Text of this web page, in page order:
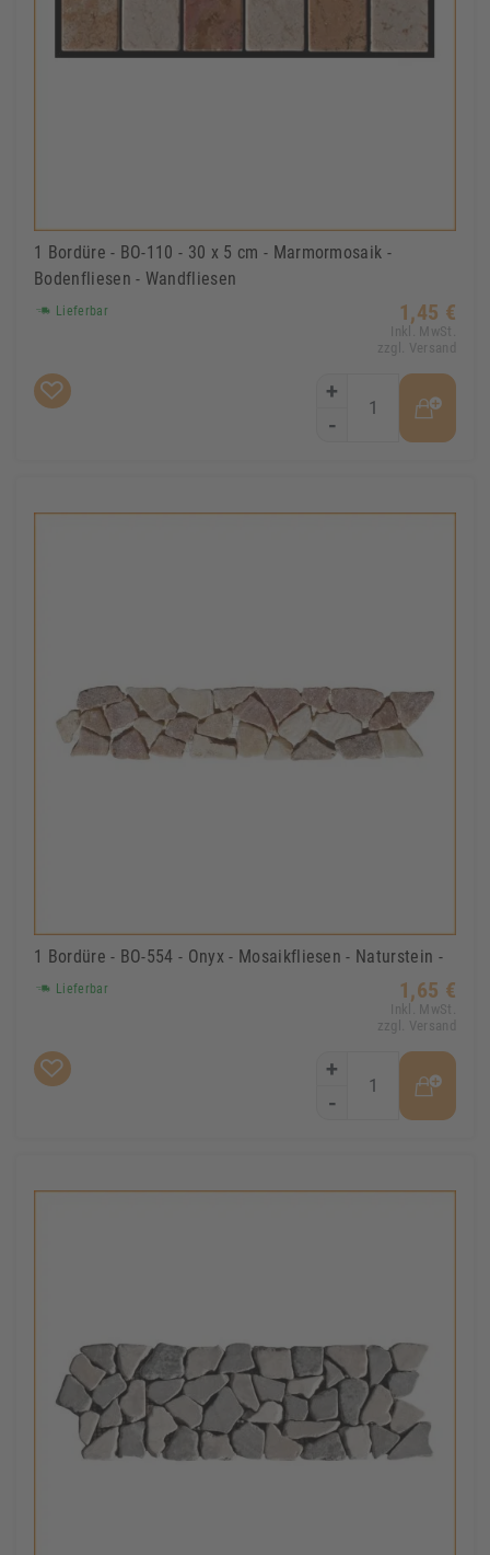
1 Bordüre - BO-110 - 30 x 5 cm - Marmormosaik -
Bodenfliesen - Wandfliesen
Lieferbar 1,45 €
Inkl. MwSt.
zzgl. Versand
+
-
1 Bordüre - BO-554 - Onyx - Mosaikfliesen - Naturstein -
Lieferbar 1,65 €
Inkl. MwSt.
zzgl. Versand
+
-